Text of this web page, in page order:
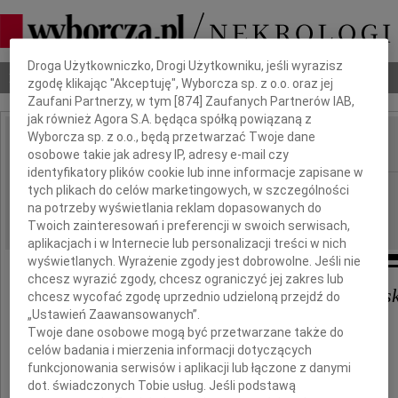
Nekrologi Odeszli Poradnik pogrzebowy
IMIĘ I NAZWISKO:
REGION: Warszawa
DATA EMISJI: 09.12.2010
Bożence i Leszkowi oraz Ich
serdeczne wyrazy współczucia
z powodu śmierci Bratowej
Mirki
Dbamy o Twoją prywatność
Droga Użytkowniczko, Drogi Użytkowniku, jeśli wyrazisz
zgodę klikając "Akceptuję", Wyborcza sp. z o.o. oraz jej
Zaufani Partnerzy, w tym [874 ] Zaufanych Partnerów IAB,
jak również Agora S.A. będąca spółką powiązaną z
Wyborcza sp. z o.o., będą przetwarzać Twoje dane
osobowe takie jak adresy IP, adresy e-mail czy
identyfikatory plików cookie lub inne informacje zapisane w
tych plikach do celów marketingowych, w szczególności
na potrzeby wyświetlania reklam dopasowanych do
Twoich zainteresowań i preferencji w swoich serwisach,
aplikacjach i w Internecie lub personalizacji treści w nich
wyświetlanych. Wyrażenie zgody jest dobrowolne. Jeśli nie
chcesz wyrazić zgody, chcesz ograniczyć jej zakres lub
chcesz wycofać zgodę uprzednio udzieloną przejdź do
„Ustawień Zaawansowanych”.
Twoje dane osobowe mogą być przetwarzane także do
celów badania i mierzenia informacji dotyczących
funkcjonowania serwisów i aplikacji lub łączone z danymi
dot. świadczonych Tobie usług. Jeśli podstawą